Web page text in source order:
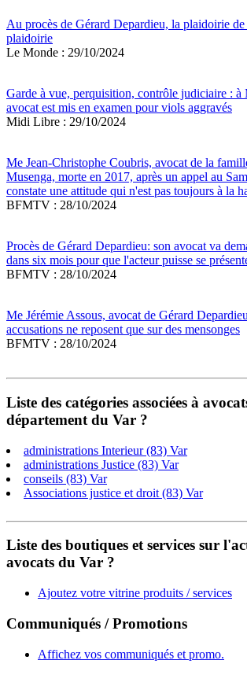
Au procès de Gérard Depardieu, la plaidoirie de
plaidoirie
Le Monde : 29/10/2024
Garde à vue, perquisition, contrôle judiciaire : à
avocat est mis en examen pour viols aggravés
Midi Libre : 29/10/2024
Me Jean-Christophe Coubris, avocat de la
Musenga, morte en 2017, après un appel au
constate une attitude qui n'est pas toujours à la
BFMTV : 28/10/2024
Procès de Gérard Depardieu: son avocat va
dans six mois pour que l'acteur puisse se
BFMTV : 28/10/2024
Me Jérémie Assous, avocat de Gérard
accusations ne reposent que sur des mensonges
BFMTV : 28/10/2024
Liste des catégories associées à
département du Var ?
administrations Interieur (83) Var
administrations Justice (83) Var
conseils (83) Var
Associations justice et droit (83) Var
Liste des boutiques et services sur
avocats du Var ?
Ajoutez votre vitrine produits / services
Communiqués / Promotions
Affichez vos communiqués et promo.